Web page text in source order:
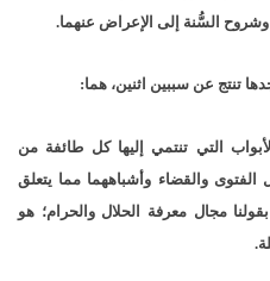
السُّنة إلى الإعراض عنهما.
تنتج عن سببين اثنين، هما:
التي تنتمي إليها كل طائفة من
والقضاء وأشباههما مما يتعلق
مجال معرفة الحلال والحرام؛ هو